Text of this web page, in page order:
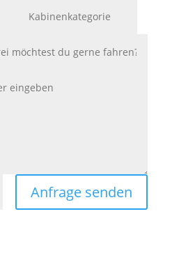
Anfrage senden